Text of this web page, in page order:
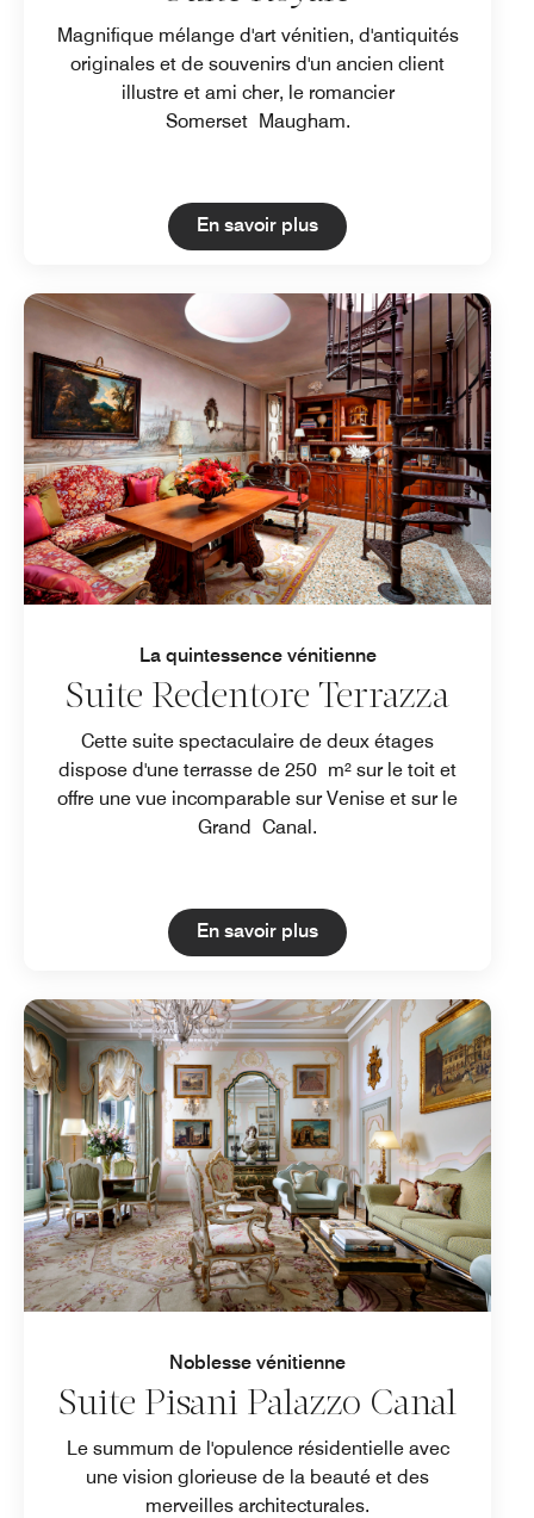
Magnifique mélange d'art vénitien, d'antiquités
originales et de souvenirs d'un ancien client
illustre et ami cher, le romancier
Somerset Maugham.
En savoir plusOpen in New Tab
La quintessence vénitienne
Suite Redentore Terrazza
Cette suite spectaculaire de deux étages
dispose d'une terrasse de 250 m² sur le toit et
offre une vue incomparable sur Venise et sur le
Grand Canal.
En savoir plusOpen in New Tab
Noblesse vénitienne
Suite Pisani Palazzo Canal
Le summum de l'opulence résidentielle avec
une vision glorieuse de la beauté et des
merveilles architecturales.